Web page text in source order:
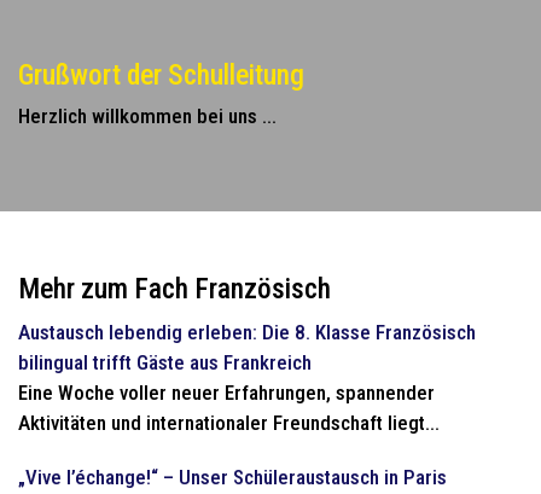
Grußwort der Schulleitung
Herzlich willkommen bei uns ...
Mehr zum Fach Französisch
Austausch lebendig erleben: Die 8. Klasse Französisch
bilingual trifft Gäste aus Frankreich
Eine Woche voller neuer Erfahrungen, spannender
Aktivitäten und internationaler Freundschaft liegt...
„Vive l’échange!“ – Unser Schüleraustausch in Paris